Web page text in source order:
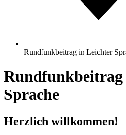
Rundfunkbeitrag in Leichter
Sprache
Herzlich willkommen!